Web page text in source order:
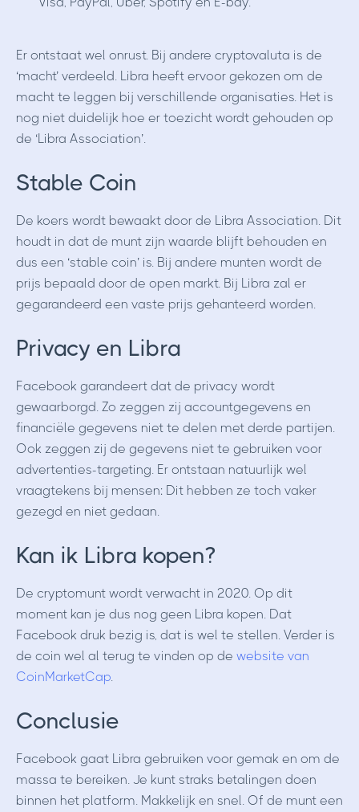
Er ontstaat wel onrust. Bij andere cryptovaluta is de
‘macht’ verdeeld. Libra heeft ervoor gekozen om de
macht te leggen bij verschillende organisaties. Het is
nog niet duidelijk hoe er toezicht wordt gehouden op
de ‘Libra Association’.
Stable Coin
De koers wordt bewaakt door de Libra Association. Dit
houdt in dat de munt zijn waarde blijft behouden en
dus een ‘stable coin’ is. Bij andere munten wordt de
prijs bepaald door de open markt. Bij Libra zal er
gegarandeerd een vaste prijs gehanteerd worden.
Privacy en Libra
Facebook garandeert dat de privacy wordt
gewaarborgd. Zo zeggen zij accountgegevens en
financiële gegevens niet te delen met derde partijen.
Ook zeggen zij de gegevens niet te gebruiken voor
advertenties-targeting. Er ontstaan natuurlijk wel
vraagtekens bij mensen: Dit hebben ze toch vaker
gezegd en niet gedaan.
Kan ik Libra kopen?
De cryptomunt wordt verwacht in 2020. Op dit
moment kan je dus nog geen Libra kopen. Dat
Facebook druk bezig is, dat is wel te stellen. Verder is
de coin wel al terug te vinden op de website van
CoinMarketCap
Conclusie
Facebook gaat Libra gebruiken voor gemak en om de
massa te bereiken. Je kunt straks betalingen doen
binnen het platform. Makkelijk en snel. Of de munt een